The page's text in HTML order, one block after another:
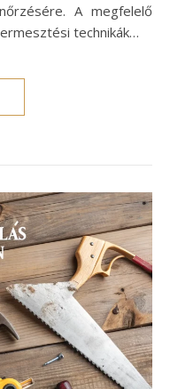
A megfelelő
technikák…